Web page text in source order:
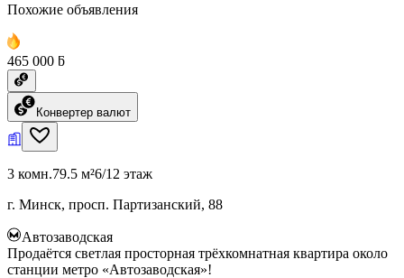
Похожие объявления
465 000 ƃ
Конвертер валют
3 комн.79.5 м²6/12 этаж
г. Минск, просп. Партизанский, 88
Автозаводская
Продаётся светлая просторная трёхкомнатная квартира около
станции метро «Автозаводская»!